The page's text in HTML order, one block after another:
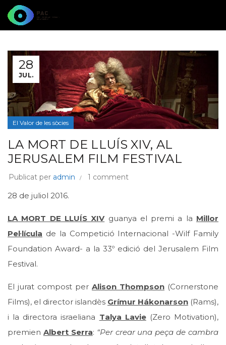
28
JUL.
El Valor de les sòcies
LA MORT DE LLUÍS XIV, AL
JERUSALEM FILM FESTIVAL
Publicat per admin 1 comment
28 de juliol 2016.
LA MORT DE LLUÍS XIV guanya el premi a la Millor
Pel·lícula de la Competició Internacional -Wilf Family
Foundation Award- a la 33º edició del Jerusalem Film
Festival.
El jurat compost per Alison Thompson (Cornerstone
Films), el director islandès Grímur Hákonarson (Rams),
i la directora israeliana Talya Lavie(Zero Motivation),
premien Albert Serra: “Per crear una peça de cambra